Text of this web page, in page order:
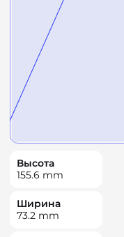
Высота
155.6 mm
Ширина
73.2 mm